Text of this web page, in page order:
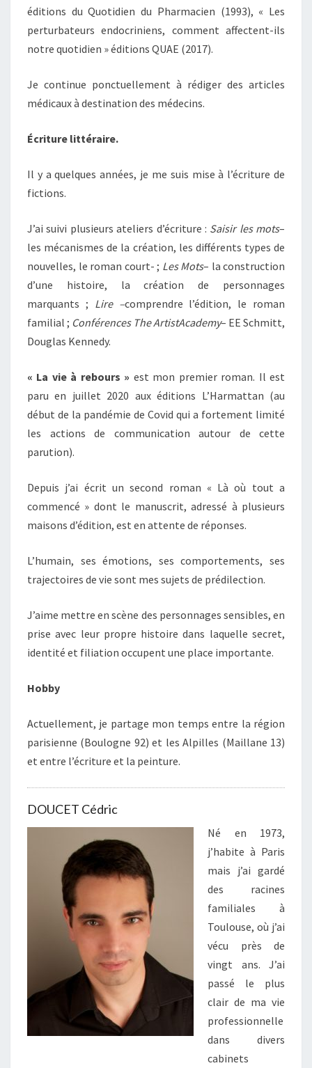
éditions du Quotidien du Pharmacien (1993), « Les
perturbateurs endocriniens, comment affectent-ils
notre quotidien » éditions QUAE (2017).
Je continue ponctuellement à rédiger des articles
médicaux à destination des médecins.
Écriture littéraire.
Il y a quelques années, je me suis mise à l’écriture de
fictions.
J’ai suivi plusieurs ateliers d’écriture : Saisir les mots–
les mécanismes de la création, les différents types de
nouvelles, le roman court- ; Les Mots– la construction
d’une histoire, la création de personnages
marquants ; Lire –comprendre l’édition, le roman
familial ; Conférences The ArtistAcademy– EE Schmitt,
Douglas Kennedy.
« La vie à rebours » est mon premier roman. Il est
paru en juillet 2020 aux éditions L’Harmattan (au
début de la pandémie de Covid qui a fortement limité
les actions de communication autour de cette
parution).
Depuis j’ai écrit un second roman « Là où tout a
commencé » dont le manuscrit, adressé à plusieurs
maisons d’édition, est en attente de réponses.
L’humain, ses émotions, ses comportements, ses
trajectoires de vie sont mes sujets de prédilection.
J’aime mettre en scène des personnages sensibles, en
prise avec leur propre histoire dans laquelle secret,
identité et filiation occupent une place importante.
Hobby
Actuellement, je partage mon temps entre la région
parisienne (Boulogne 92) et les Alpilles (Maillane 13)
et entre l’écriture et la peinture.
DOUCET Cédric
Né en 1973,
j’habite à Paris
mais j’ai gardé
des racines
familiales à
Toulouse, où j’ai
vécu près de
vingt ans. J’ai
passé le plus
clair de ma vie
professionnelle
dans divers
cabinets